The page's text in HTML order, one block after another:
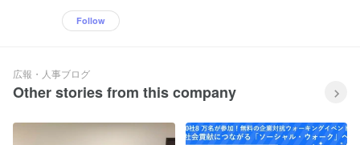
Follow
広報・人事ブログ
Other stories from this company